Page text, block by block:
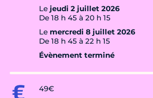
Le jeudi 2 juillet 2026
De 18 h 45 à 20 h 15
Le mercredi 8 juillet 2026
De 18 h 45 à 22 h 15
Évènement terminé
49€